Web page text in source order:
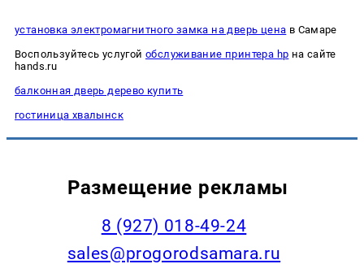
установка электромагнитного замка на дверь цена в Самаре
Воспользуйтесь услугой обслуживание принтера hp на сайте
hands.ru
балконная дверь дерево купить
гостиница хвалынск
Размещение рекламы
8 (927) 018-49-24
sales@progorodsamara.ru